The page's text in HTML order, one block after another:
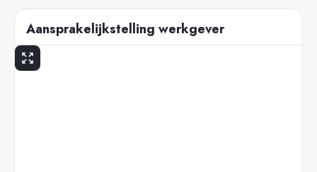
Aansprakelijkstelling werkgever